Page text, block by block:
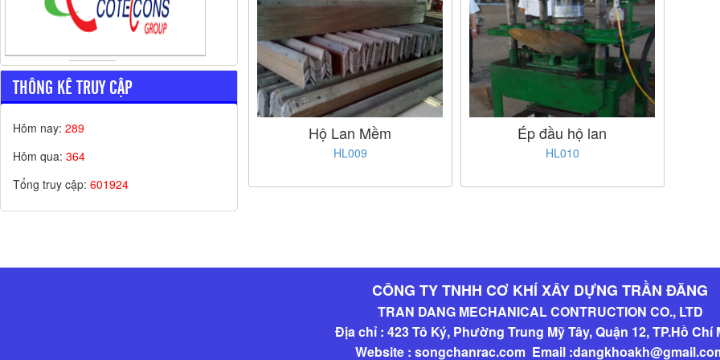
Hộ Lan Mềm
HL009
Ép đầu hộ lan
HL010
THÔNG KÊ TRUY CẬP
Hôm nay: 289
Hôm qua: 364
Tổng truy cập: 601924
CÔNG TY TNHH CƠ KHÍ XÂY DỰNG TRẦN ĐĂNG
TRAN DANG MECHANICAL CONTRUCTION CO., LTD
Địa chỉ : 423 Tô Ký, Phường Trung Mỹ Tây, Quận 12, TP.Hồ Chí
Website : songchanrac.com Email